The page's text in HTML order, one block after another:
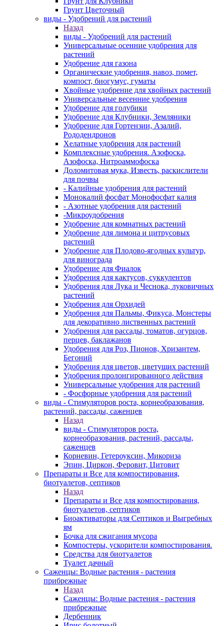
Грунт Цветочный
виды - Удобрений для растений
Назад
виды - Удобрений для растений
Универсальные осенние удобрения для
растений
Удобрение для газона
Органические удобрения, навоз, помет,
компост, биогумус, гуматы
Хвойные удобрение для хвойных растений
Универсальные весенние удобрения
Удобрение для голубики
Удобрение для Клубники, Земляники
Удобрение для Гортензии, Азалий,
Рододендронов
Хелатные удобрения для растений
Комплексные удобрения. Азофоска,
Азофоска, Нитроаммофоска
Доломитовая мука, Известь, раскислители
для почвы
- Калийные удобрения для растений
Монокалий фосфат Монофосфат калия
- Азотные удобрения для растений
-Микроудобрения
Удобрение для комнатных растений
Удобрение для лимона и цитрусовых
растений
Удобрение для Плодово-ягодных культур,
для винограда
Удобрение для Фиалок
Удобрения для кактусов, суккулентов
Удобрения для Лука и Чеснока, луковичных
растений
Удобрения для Орхидей
Удобрения для Пальмы, Фикуса, Монстеры
для декоративно лиственных растений
Удобрения для рассады, томатов, огурцов,
перцев, баклажанов
Удобрения для Роз, Пионов, Хризантем,
Бегоний
Удобрения для цветов, цветущих растений
Удобрения пролонгированного действия
Универсальные удобрения для растений
- Фосфорные удобрения для растений
виды - Стимуляторов роста, корнеобразования,
растений, рассады, саженцев
Назад
виды - Стимуляторов роста,
корнеобразования, растений, рассады,
саженцев
Корневин, Гетероуксин, Микориза
Эпин, Циркон, Феровит, Цитовит
Препараты и Все для компостирования,
биотуалетов, септиков
Назад
Препараты и Все для компостирования,
биотуалетов, септиков
Биоактиваторы для Септиков и Выгребных
ям
Бочка для сжигания мусора
Компостеры, ускорители компостирования.
Средства для биотуалетов
Туалет дачный
Саженцы: Водные растения - растения
прибрежные
Назад
Саженцы: Водные растения - растения
прибрежные
Дербенник